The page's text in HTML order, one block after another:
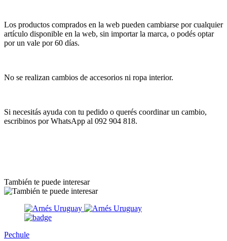
Los productos comprados en la web pueden cambiarse por cualquier
artículo disponible en la web, sin importar la marca, o podés optar
por un vale por 60 días.
No se realizan cambios de accesorios ni ropa interior.
Si necesitás ayuda con tu pedido o querés coordinar un cambio,
escribinos por WhatsApp al 092 904 818.
También te puede interesar
Pechule